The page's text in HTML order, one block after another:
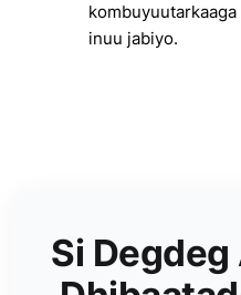
kombuyuutarkaaga
inuu jabiyo.
Si Degdeg